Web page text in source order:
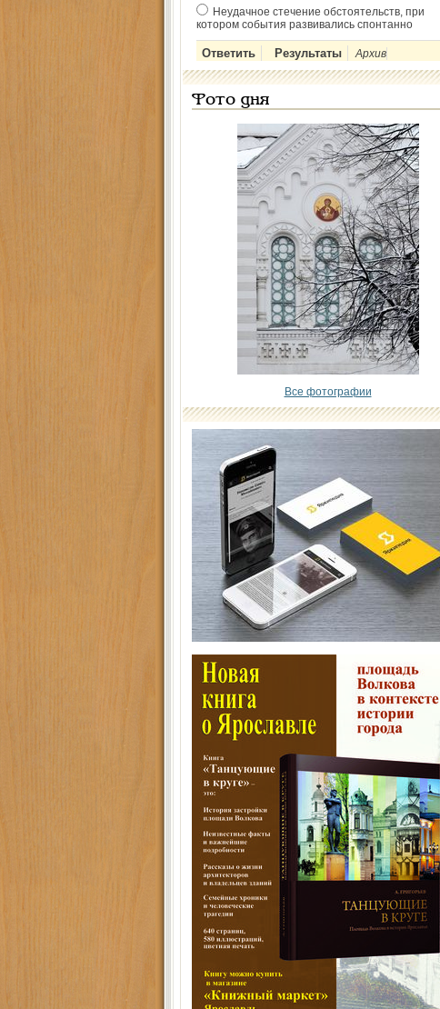
Неудачное стечение обстоятельств, при
котором события развивались спонтанно
Архив
Фото дня
Все фотографии